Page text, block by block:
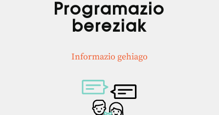
Programazio
bereziak
Informazio gehiago